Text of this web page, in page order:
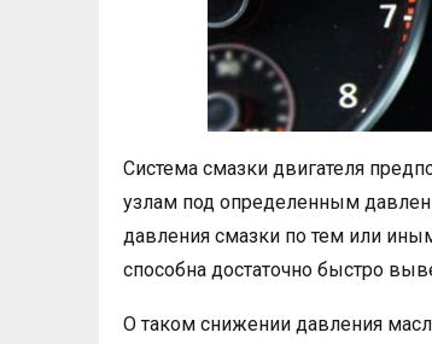
Система смазки двигателя
узлам под определенным
давления смазки по тем или
способна достаточно быстро
О таком снижении давления